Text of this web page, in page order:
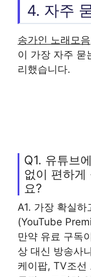
4. 자주
송가인 노래모음
이 가장 자주 묻
리했습니다.
Q1. 유튜브
없이 편하게
요?
A1. 가장 확실
(YouTube
만약 유료 구독
상 대신 방송사
케이팝, TV조선